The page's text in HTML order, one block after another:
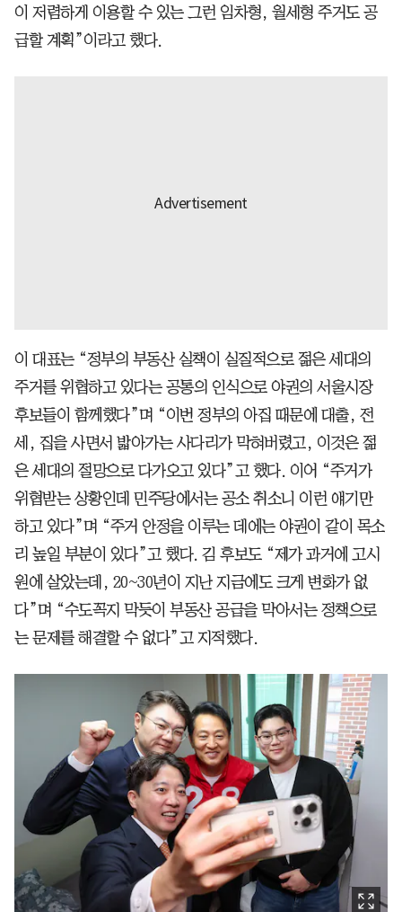
이 저렴하게 이용할 수 있는 그런 임차형, 월세형 주거도 공
급할 계획”이라고 했다.
이 대표는 “정부의 부동산 실책이 실질적으로 젊은 세대의
주거를 위협하고 있다는 공통의 인식으로 야권의 서울시장
후보들이 함께했다”며 “이번 정부의 아집 때문에 대출, 전
세, 집을 사면서 밟아가는 사다리가 막혀버렸고, 이것은 젊
은 세대의 절망으로 다가오고 있다”고 했다. 이어 “주거가
위협받는 상황인데 민주당에서는 공소 취소니 이런 얘기만
하고 있다”며 “주거 안정을 이루는 데에는 야권이 같이 목소
리 높일 부분이 있다”고 했다. 김 후보도 “제가 과거에 고시
원에 살았는데, 20~30년이 지난 지금에도 크게 변화가 없
다”며 “수도꼭지 막듯이 부동산 공급을 막아서는 정책으로
는 문제를 해결할 수 없다”고 지적했다.